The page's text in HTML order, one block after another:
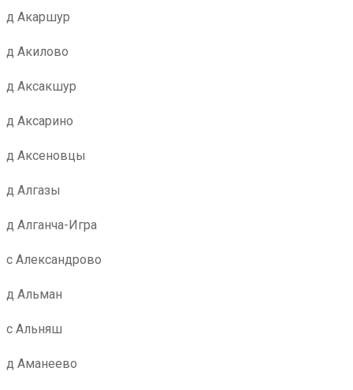
д Акаршур
д Акилово
д Аксакшур
д Аксарино
д Аксеновцы
д Алгазы
д Алганча-Игра
с Александрово
д Альман
с Альняш
д Аманеево